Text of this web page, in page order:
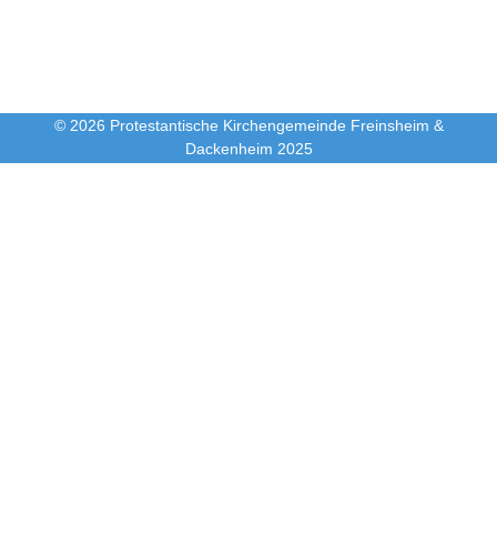
© 2026 Protestantische Kirchengemeinde Freinsheim &
Dackenheim 2025